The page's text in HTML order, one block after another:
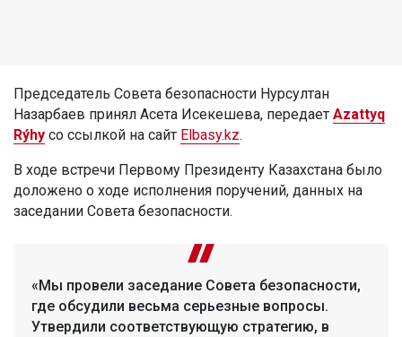
Председатель Совета безопасности Нурсултан
Назарбаев принял Асета Исекешева, передает Azattyq
Rýhy со ссылкой на сайт Elbasy.kz.
В ходе встречи Первому Президенту Казахстана было
доложено о ходе исполнения поручений, данных на
заседании Совета безопасности.
«Мы провели заседание Совета безопасности,
где обсудили весьма серьезные вопросы.
Утвердили соответствующую стратегию, в